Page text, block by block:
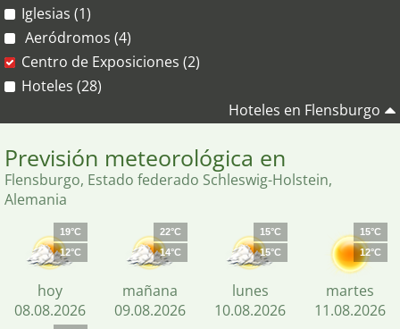
Iglesias (1)
Aeródromos (4)
Centro de Exposiciones (2)
Hoteles (28)
Hoteles en Flensburgo
Previsión meteorológica en
Flensburgo, Estado federado Schleswig-Holstein,
Alemania
19°C
12°C
hoy
08.08.2026
22°C
14°C
mañana
09.08.2026
15°C
15°C
lunes
10.08.2026
15°C
12°C
martes
11.08.2026